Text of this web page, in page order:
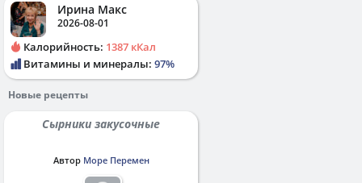
Ирина Макс
2026-08-01
Калорийность: 1387 кКал
Витамины и минералы: 97%
Новые рецепты
Сырники закусочные
Автор Море Перемен